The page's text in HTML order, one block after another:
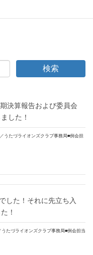
決算報告および委員会
した！
うたづライオンズクラブ事務局■例会担
した！それに先立ち入
！
たづライオンズクラブ事務局■例会担当